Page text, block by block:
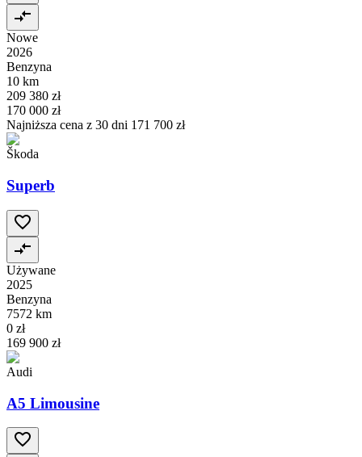
Nowe
2026
Benzyna
10 km
209 380 zł
170 000 zł
Najniższa cena z 30 dni 171 700 zł
Škoda
Superb
Używane
2025
Benzyna
7572 km
0 zł
169 900 zł
Audi
A5 Limousine